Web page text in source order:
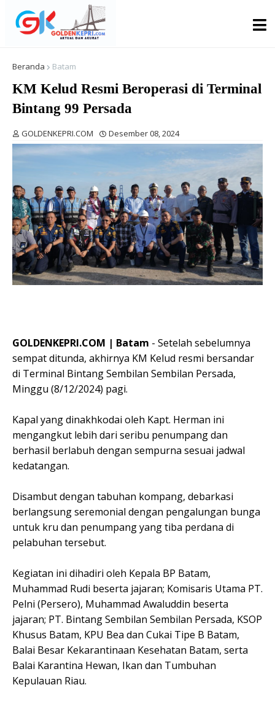
Beranda Batam
KM Kelud Resmi Beroperasi di Terminal
Bintang 99 Persada
GOLDENKEPRI.COM Desember 08, 2024
GOLDENKEPRI.COM | Batam - Setelah sebelumnya
sempat ditunda, akhirnya KM Kelud resmi bersandar
di Terminal Bintang Sembilan Sembilan Persada,
Minggu (8/12/2024) pagi.
Kapal yang dinakhkodai oleh Kapt. Herman ini
mengangkut lebih dari seribu penumpang dan
berhasil berlabuh dengan sempurna sesuai jadwal
kedatangan.
Disambut dengan tabuhan kompang, debarkasi
berlangsung seremonial dengan pengalungan bunga
untuk kru dan penumpang yang tiba perdana di
pelabuhan tersebut.
Kegiatan ini dihadiri oleh Kepala BP Batam,
Muhammad Rudi beserta jajaran; Komisaris Utama PT.
Pelni (Persero), Muhammad Awaluddin beserta
jajaran; PT. Bintang Sembilan Sembilan Persada, KSOP
Khusus Batam, KPU Bea dan Cukai Tipe B Batam,
Balai Besar Kekarantinaan Kesehatan Batam, serta
Balai Karantina Hewan, Ikan dan Tumbuhan
Kepulauan Riau.